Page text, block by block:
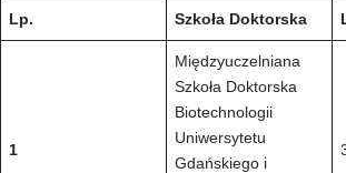
Lp. Szkoła Doktorska
1
Międzyuczelniana
Szkoła Doktorska
Biotechnologii
Uniwersytetu
Gdańskiego i